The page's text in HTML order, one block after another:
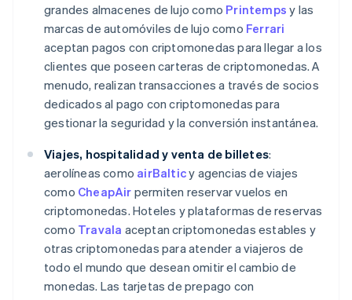
grandes almacenes de lujo como Printemps y las
marcas de automóviles de lujo como Ferrari
aceptan pagos con criptomonedas para llegar a los
clientes que poseen carteras de criptomonedas. A
menudo, realizan transacciones a través de socios
dedicados al pago con criptomonedas para
gestionar la seguridad y la conversión instantánea.
Viajes, hospitalidad y venta de billetes:
aerolíneas como airBalticy agencias de viajes
como CheapAir permiten reservar vuelos en
criptomonedas. Hoteles y plataformas de reservas
como Travala aceptan criptomonedas estables y
otras criptomonedas para atender a viajeros de
todo el mundo que desean omitir el cambio de
monedas. Las tarjetas de prepago con